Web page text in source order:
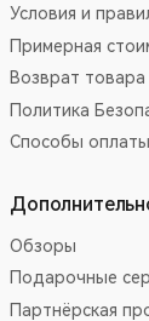
Условия и
Примерная
Возврат товара
Политика
Способы оплаты
Обзоры
Подарочные
Партнёрская